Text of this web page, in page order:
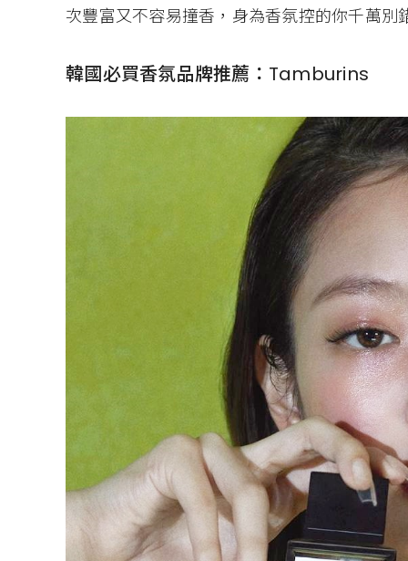
次豐富又不容易撞香，身為香氛控的你千萬別
韓國必買香氛品牌推薦：Tamburins